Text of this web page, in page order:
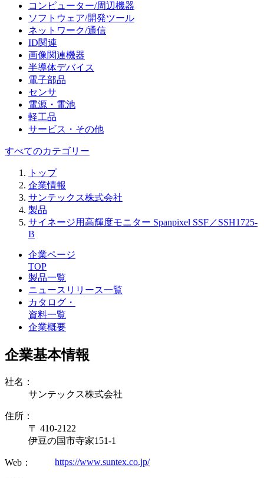
コンピューター/周辺機器
ソフトウェア/開発ツール
ネットワーク/通信
ID関連
画像関連機器
半導体デバイス
電子部品
センサ
電源・電池
軽工品
サービス・その他
すべてのカテゴリー
トップ
企業情報
サンテックス株式会社
製品
サイネージ用高輝度モニター Spanpixel SSF／SSH1725-
B
企業ページ
TOP
製品一覧
ニュースリリース一覧
カタログ・
資料一覧
企業概要
企業基本情報
社名：
サンテックス株式会社
住所：
〒 410-2122
伊豆の国市寺家151-1
Web： https://www.suntex.co.jp/